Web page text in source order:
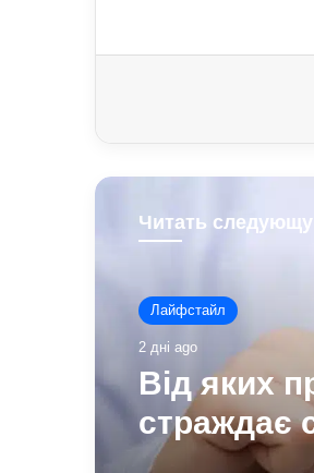
Читать
Лайфстайл
2 дні ago
Від яких
страждає
система: